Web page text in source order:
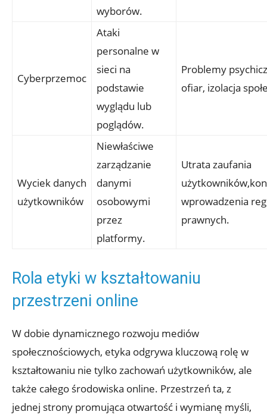
wyborów.
Cyberprzemoc
Ataki
personalne w
sieci na
podstawie
wyglądu lub
poglądów.
Problemy
ofiar, izolacja
Wyciek danych
użytkowników
Niewłaściwe
zarządzanie
danymi
osobowymi
przez
platformy.
Utrata zaufania
wprowadzenia
prawnych.
Rola etyki w kształtowaniu
przestrzeni online
W dobie dynamicznego rozwoju mediów
społecznościowych, etyka odgrywa kluczową rolę w
kształtowaniu nie tylko zachowań użytkowników, ale
także całego środowiska online. Przestrzeń ta, z
jednej strony promująca otwartość i wymianę myśli,